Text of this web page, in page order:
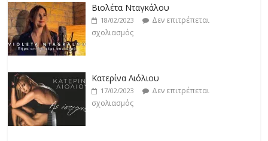
Κατερίνα Λιόλιου
17/02/2023
Δεν επιτρέπεται
σχολιασμός
Ντίμης
17/02/2023
Δεν επιτρέπεται
σχολιασμός